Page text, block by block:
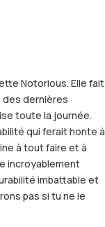
Notorious. Elle fait
dernières
toute la journée.
qui ferait honte à
à tout faire et à
incroyablement
imbattable et
pas si tu ne le